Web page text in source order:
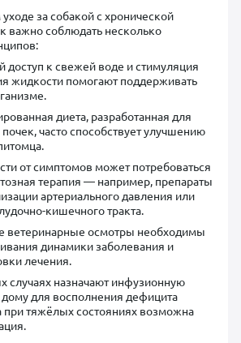
за собакой с хронической
важно соблюдать несколько
доступ к свежей воде и стимуляция
жидкости помогают поддерживать
диета, разработанная для
часто способствует улучшению
от симптомов может потребоваться
терапия — например, препараты
артериального давления или
кишечного тракта.
ветеринарные осмотры необходимы
динамики заболевания и
лечения.
случаях назначают инфузионную
для восполнения дефицита
при тяжёлых состояниях возможна